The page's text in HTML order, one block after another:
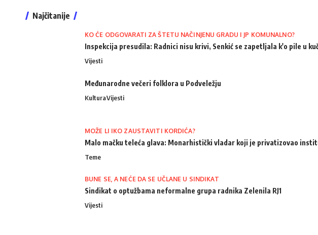
Najčitanije
KO ĆE ODGOVARATI ZA ŠTETU NAČINJENU GRADU I JP KOMUNALNO?
Inspekcija presudila: Radnici nisu krivi, Senkić se zapetljala k'o pile u
Vijesti
Međunarodne večeri folklora u Podveležju
KulturaVijesti
MOŽE LI IKO ZAUSTAVITI KORDIĆA?
Malo mačku teleća glava: Monarhistički vladar koji je privatizovao
Teme
BUNE SE, A NEĆE DA SE UČLANE U SINDIKAT
Sindikat o optužbama neformalne grupa radnika Zelenila RJ1
Vijesti